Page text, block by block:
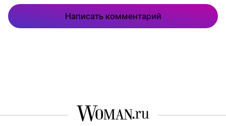
Написать комментарий